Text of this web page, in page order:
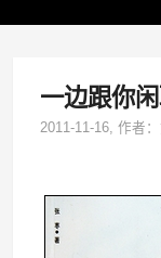
一边跟你
2011-11-16, 作者：